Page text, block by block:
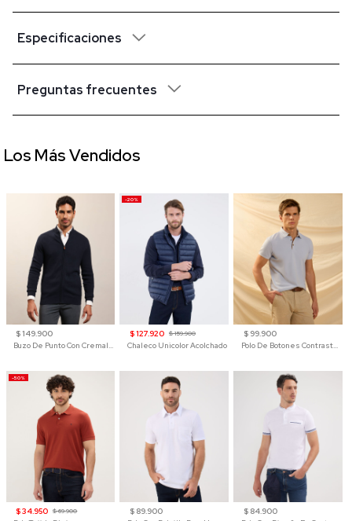
Especificaciones
Preguntas frecuentes
$ 149.900
Buzo De Punto Con Cremallera Para Hombre
-20%
$ 127.920 $ 159.900
Chaleco Unicolor Acolchado
$ 99.900
Polo De Botones Contraste Para Hombre
-50%
$ 34.950 $ 69.900
$ 89.900
$ 84.900
Los Más Vendidos